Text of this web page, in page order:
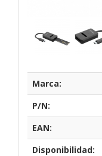
Marca:
P/N:
EAN:
Disponibilidad: